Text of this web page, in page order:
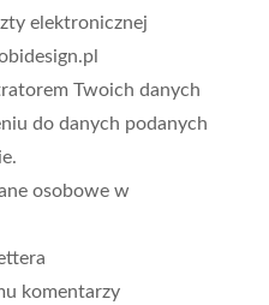
elektronicznej
Twoich danych
do danych podanych
osobowe w
komentarzy